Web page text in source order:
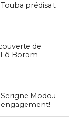
prédisait
de
Lô Borom
Modou
engagement!